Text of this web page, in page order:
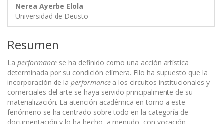
Nerea Ayerbe Elola
Universidad de Deusto
Resumen
La performance se ha definido como una acción artística
determinada por su condición efímera. Ello ha supuesto que la
incorporación de la performance a los circuitos institucionales y
comerciales del arte se haya servido principalmente de su
materialización. La atención académica en torno a este
fenómeno se ha centrado sobre todo en la categoría de
documentación y lo ha hecho, a menudo, con vocación